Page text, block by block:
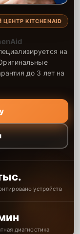
KITCHENAID
на
до 3 лет на
устройств
диагностика